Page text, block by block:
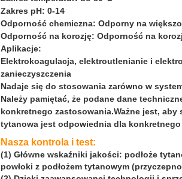
Zakres pH: 0-14
Odporność chemiczna: Odporny na
Odporność na korozję: Odporność na
Aplikacje:
Elektrokoagulacja, elektroutlenianie i
zanieczyszczenia
Nadaje się do stosowania zarówno w
Należy pamiętać, że podane dane
konkretnego zastosowania.Ważne jest,
tytanowa jest odpowiednia dla
Nasza kontrola i test:
(1) Główne wskaźniki jakości: podłoże
powłoki z podłożem tytanowym